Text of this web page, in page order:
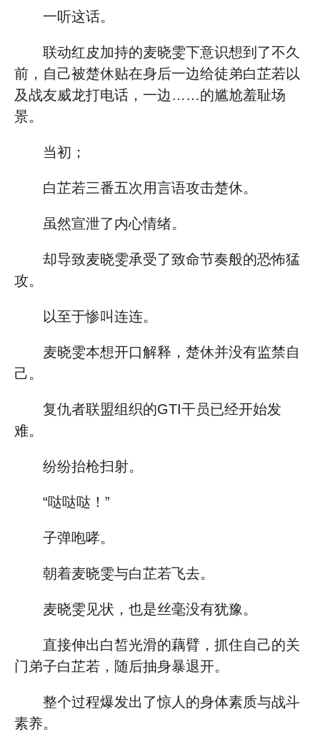
一听这话。
联动红皮加持的麦晓雯下意识想到了不久
前，自己被楚休贴在身后一边给徒弟白芷若以
及战友威龙打电话，一边……的尴尬羞耻场
景。
当初；
白芷若三番五次用言语攻击楚休。
虽然宣泄了内心情绪。
却导致麦晓雯承受了致命节奏般的恐怖猛
攻。
以至于惨叫连连。
麦晓雯本想开口解释，楚休并没有监禁自
己。
复仇者联盟组织的GTI干员已经开始发
难。
纷纷抬枪扫射。
“哒哒哒！”
子弹咆哮。
朝着麦晓雯与白芷若飞去。
麦晓雯见状，也是丝毫没有犹豫。
直接伸出白皙光滑的藕臂，抓住自己的关
门弟子白芷若，随后抽身暴退开。
整个过程爆发出了惊人的身体素质与战斗
素养。